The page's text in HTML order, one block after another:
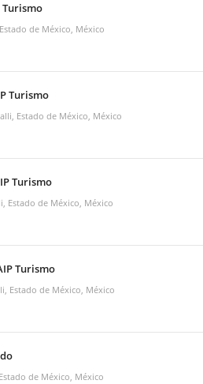
Turismo
de México, México
Turismo
Estado de México, México
Turismo
Estado de México, México
Turismo
Estado de México, México
de México, México